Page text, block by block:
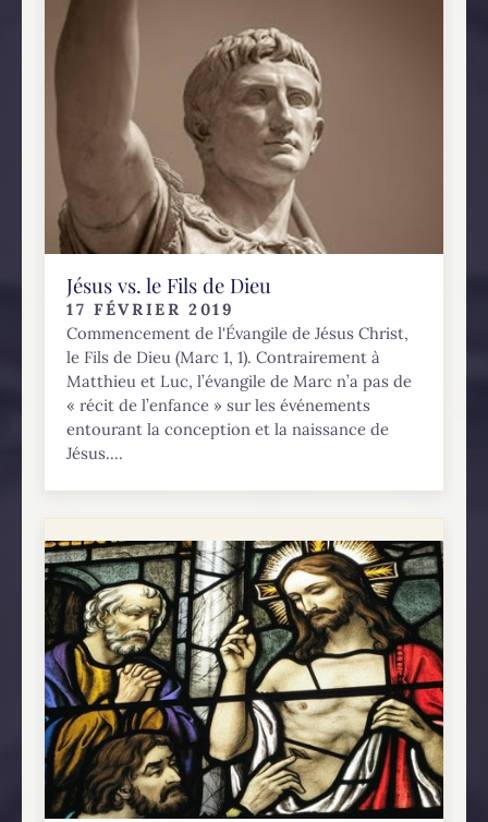
Jésus vs. le Fils de Dieu
17 FÉVRIER 2019
Commencement de l'Évangile de Jésus Christ,
le Fils de Dieu (Marc 1, 1). Contrairement à
Matthieu et Luc, l’évangile de Marc n’a pas de
« récit de l’enfance » sur les événements
entourant la conception et la naissance de
Jésus....